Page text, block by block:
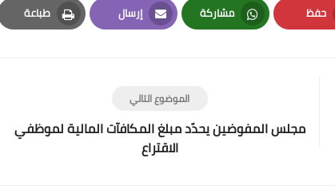
حفظ
Pinterest
مشاركة
Whatsapp
إرسال
Email
طباعة
Print
الموضوع التالي
مجلس المفوضين يحدّد مبلغ المكافآت المالية لموظفي
الاقتراع
08 أبريل 2021